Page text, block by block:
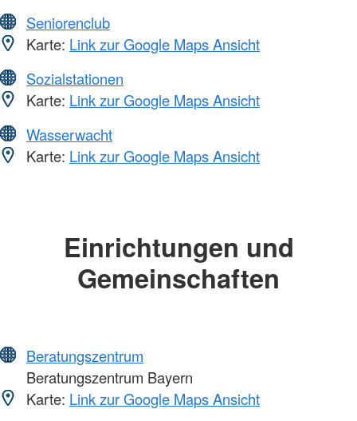
Seniorenclub
Karte: Link zur Google Maps Ansicht
Sozialstationen
Karte: Link zur Google Maps Ansicht
Wasserwacht
Karte: Link zur Google Maps Ansicht
Einrichtungen und
Gemeinschaften
Beratungszentrum
Beratungszentrum Bayern
Karte: Link zur Google Maps Ansicht